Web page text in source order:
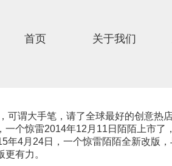
首页 关于我们
谓大手笔，请了全球最好的创意热
个惊雷2014年12月11日陌陌上市了
年4月24日，一个惊雷陌陌全新改版
有力。